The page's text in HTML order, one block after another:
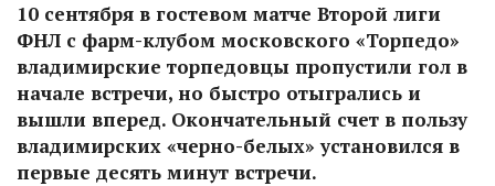
10 сентября в гостевом матче Второй лиги
ФНЛ с фарм-клубом московского «Торпедо»
владимирские торпедовцы пропустили гол в
начале встречи, но быстро отыгрались и
вышли вперед. Окончательный счет в пользу
владимирских «черно-белых» установился в
первые десять минут встречи.